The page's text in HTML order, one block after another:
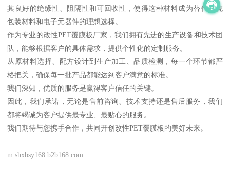
其良好的绝缘性、阻隔性和可回收性，使得这种材料成为替代传统
包装材料和电子元器件的理想选择。
作为专业的改性PET覆膜板厂家，我们拥有先进的生产设备和技术团
队，能够根据客户的具体需求，提供个性化的定制服务。
从原材料选择、配方设计到生产加工、品质检测，每一个环节都严
格把关，确保每一批产品都能达到客户满意的标准。
我们深知，优质的服务是赢得客户信任的关键。
因此，我们承诺，无论是售前咨询、技术支持还是售后服务，我们
都将竭诚为客户提供最专业、最贴心的服务。
我们期待与您携手合作，共同开创改性PET覆膜板的美好未来。
m.shxbsy168.b2b168.com